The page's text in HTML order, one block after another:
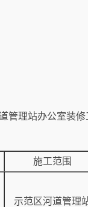
管理站办公室装
施工范围
示范区河道管理